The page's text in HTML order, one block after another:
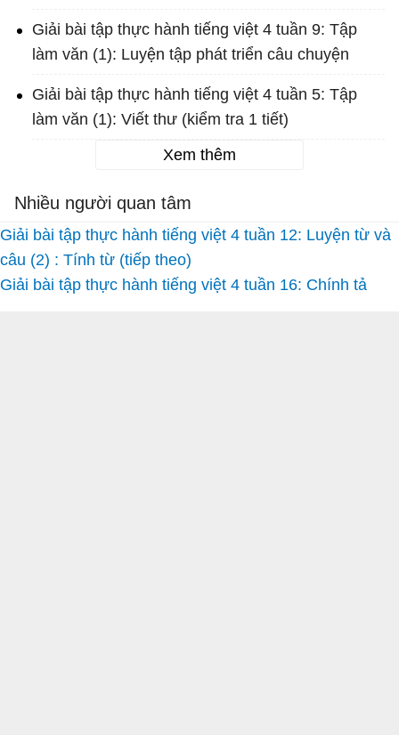
Giải bài tập thực hành tiếng việt 4 tuần 9: Tập
làm văn (1): Luyện tập phát triển câu chuyện
Giải bài tập thực hành tiếng việt 4 tuần 5: Tập
làm văn (1): Viết thư (kiểm tra 1 tiết)
Xem thêm
Nhiều người quan tâm
Giải bài tập thực hành tiếng việt 4 tuần 12: Luyện từ và
câu (2) : Tính từ (tiếp theo)
Giải bài tập thực hành tiếng việt 4 tuần 16: Chính tả